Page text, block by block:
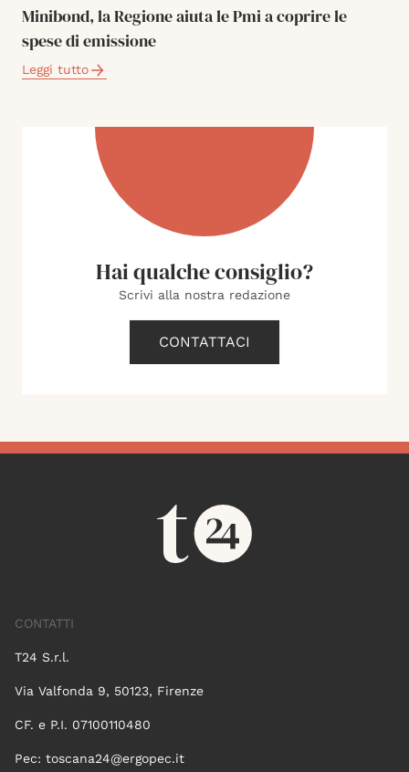
Minibond, la Regione aiuta le Pmi a coprire le
spese di emissione
Leggi tutto
Hai qualche consiglio?
Scrivi alla nostra redazione
CONTATTACI
CONTATTI
T24 S.r.l.
Via Valfonda 9, 50123, Firenze
CF. e P.I. 07100110480
Pec: toscana24@ergopec.it